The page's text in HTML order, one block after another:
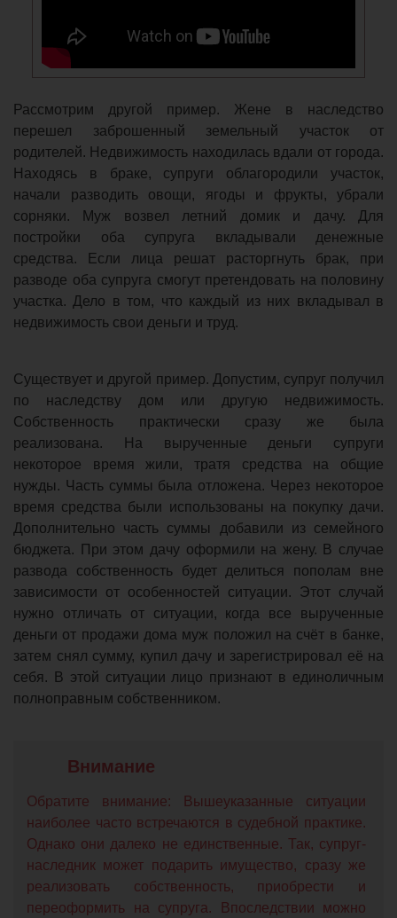
Рассмотрим другой пример. Жене в наследство
перешел заброшенный земельный участок от
родителей. Недвижимость находилась вдали от города.
Находясь в браке, супруги облагородили участок,
начали разводить овощи, ягоды и фрукты, убрали
сорняки. Муж возвел летний домик и дачу. Для
постройки оба супруга вкладывали денежные
средства. Если лица решат расторгнуть брак, при
разводе оба супруга смогут претендовать на половину
участка. Дело в том, что каждый из них вкладывал в
недвижимость свои деньги и труд.
Существует и другой пример. Допустим, супруг получил
по наследству дом или другую недвижимость.
Собственность практически сразу же была
реализована. На вырученные деньги супруги
некоторое время жили, тратя средства на общие
нужды. Часть суммы была отложена. Через некоторое
время средства были использованы на покупку дачи.
Дополнительно часть суммы добавили из семейного
бюджета. При этом дачу оформили на жену. В случае
развода собственность будет делиться пополам вне
зависимости от особенностей ситуации. Этот случай
нужно отличать от ситуации, когда все вырученные
деньги от продажи дома муж положил на счёт в банке,
затем снял сумму, купил дачу и зарегистрировал её на
себя. В этой ситуации лицо признают в единоличным
полноправным собственником.
Обратите внимание: Вышеуказанные ситуации
наиболее часто встречаются в судебной практике.
Однако они далеко не единственные. Так, супруг-
наследник может подарить имущество, сразу же
реализовать собственность, приобрести и
переоформить на супруга. Впоследствии можно